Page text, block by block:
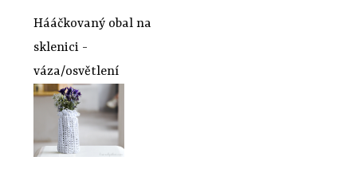
Hááčkovaný obal na
sklenici -
váza/osvětlení